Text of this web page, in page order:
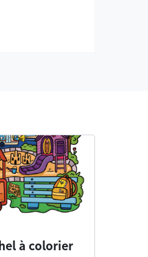
à colorier